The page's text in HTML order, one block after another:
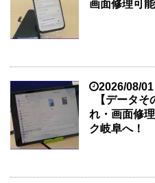
画面修理可
2026/08/01
【データ
れ・画面修
ク岐阜へ！